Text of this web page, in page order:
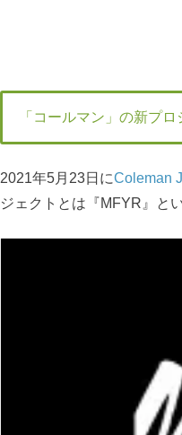
「コールマン」の新プロ
2021年5月23日にColeman
ジェクトとは『MFYR』と